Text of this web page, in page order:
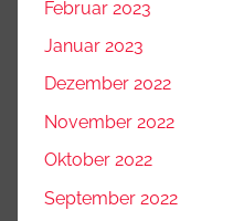
Februar 2023
Januar 2023
Dezember 2022
November 2022
Oktober 2022
September 2022